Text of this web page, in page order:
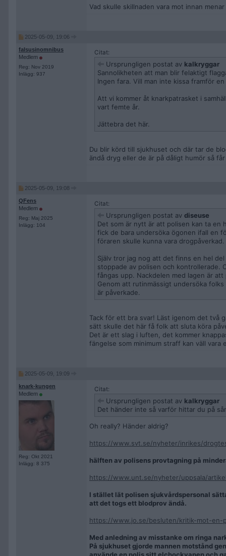
Vad skulle skillnaden vara mot innan menar
2025-05-09, 19:06
falsusinomnibus
Medlem
Reg: Nov 2019
Inlägg: 937
Citat:
Ursprungligen postat av kalkryggar
Sannolikheten att man blir felaktigt
Ingen fara. Vill man inte kissa framför
Att vi kommer åt knarkpatrasket i
vart femte år.
Jättebra det här.
Du blir körd till sjukhuset och där tar de
ändå dryg eller de är på dåligt humör så
2025-05-09, 19:08
QFens
Medlem
Reg: Maj 2025
Inlägg: 104
Citat:
Ursprungligen postat av diseuse
Det som är nytt är att polisen kan ta en
fick de bara undersöka ögonen ifall en
föraren skulle kunna vara drogpåverkad.
Själv tror jag nog att det finns en hel
stoppade av polisen och kontrollerade.
fångas upp. Nackdelen med lagen är att
Genom att rutinmässigt undersöka
är påverkade.
Tack för ett bra svar! Läst igenom det två
sätt skulle det här få folk att sluta köra
Det är ett slag i luften, det kommer
fängelse som minimum straff kan väll vara
2025-05-09, 19:09
knark-kungen
Medlem
Reg: Okt 2021
Inlägg: 8 375
Citat:
Ursprungligen postat av kalkryggar
Det händer inte så varför hittar du på
Oh really? Händer aldrig?
https://www.svt.se/nyheter/inrikes/
hälften av polisens provtagning på
https://www.unt.se/nyheter/uppsala/
I stället lät polisen sjukvårdspersonal
att det togs ett blodprov ändå.
https://www.jo.se/besluten/kritik-mot-en-
Med anledning av misstanke om ringa
På sjukhuset gjorde mannen motstånd